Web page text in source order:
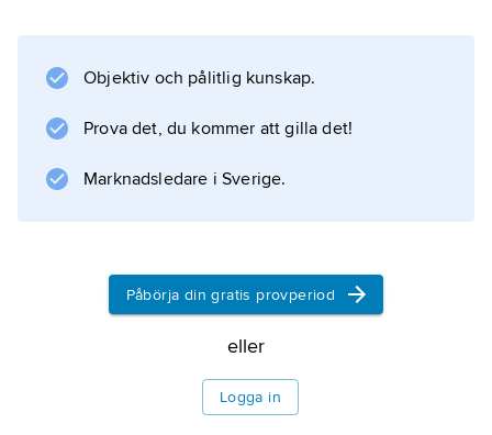
många föreningar där personer som är
beroende hjälper varandra.
Objektiv och pålitlig kunskap.
Prova det, du kommer att gilla det!
Marknadsledare i Sverige.
Påbörja din gratis provperiod
eller
Logga in